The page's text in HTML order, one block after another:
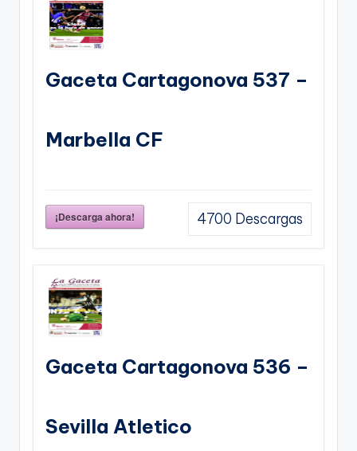
Gaceta Cartagonova 537 –
Marbella CF
¡Descarga ahora! 4700 Descargas
Gaceta Cartagonova 536 –
Sevilla Atletico